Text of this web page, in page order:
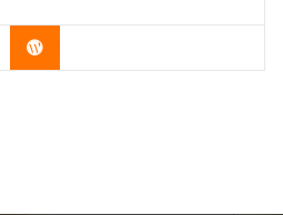
Acheter le produit